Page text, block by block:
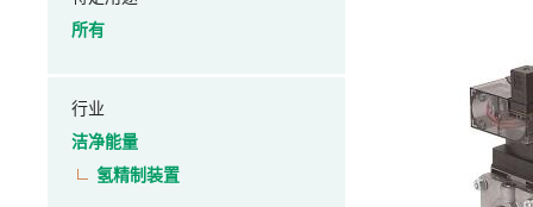
所有
行业
洁净能量
氢精制装置